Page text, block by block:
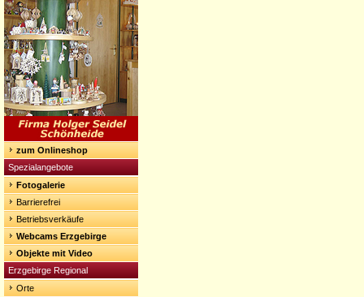
zum Onlineshop
Spezialangebote
Fotogalerie
Barrierefrei
Betriebsverkäufe
Webcams Erzgebirge
Objekte mit Video
Erzgebirge Regional
Orte